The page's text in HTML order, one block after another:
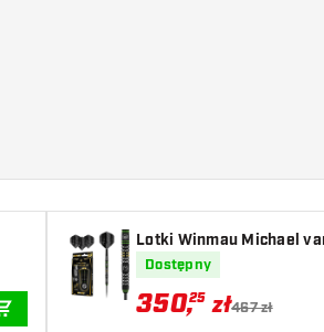
Lotki Winmau Michael
Dostępny
350,25 zł467 zł